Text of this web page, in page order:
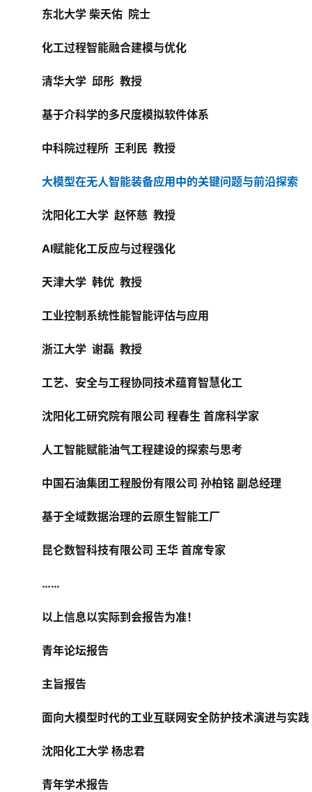
东北大学 柴天佑  院士
化工过程智能融合建模与优化
清华大学  邱彤  教授
基于介科学的多尺度模拟软件体系
中科院过程所  王利民  教授
大模型在无人智能装备应用中的关键问题与前沿探索
沈阳化工大学  赵怀慈  教授
AI赋能化工反应与过程强化
天津大学  韩优  教授
工业控制系统性能智能评估与应用
浙江大学  谢磊  教授
工艺、安全与工程协同技术蕴育智慧化工
沈阳化工研究院有限公司 程春生 首席科学家
人工智能赋能油气工程建设的探索与思考
中国石油集团工程股份有限公司 孙柏铭 副总经理
基于全域数据治理的云原生智能工厂
昆仑数智科技有限公司 王华 首席专家
……
以上信息以实际到会报告为准！
青年论坛报告
主旨报告
面向大模型时代的工业互联网安全防护技术演进与实践
沈阳化工大学 杨忠君
青年学术报告